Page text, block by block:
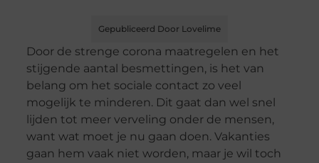
Gepubliceerd Door Lovelime
Door de strenge corona maatregelen en het
stijgende aantal besmettingen, is het van
belang om het sociale contact zo veel
mogelijk te minderen. Dit gaat dan wel snel
lijden tot meer verveling onder de mensen,
want wat moet je nu gaan doen. Vakanties
gaan hem vaak niet worden, maar je wil toch